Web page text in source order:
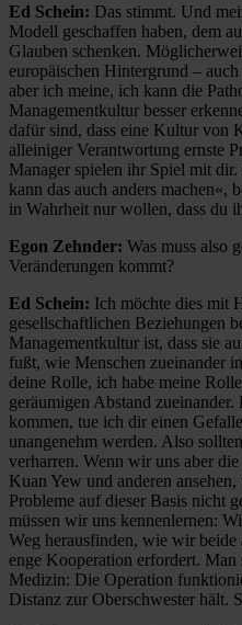
Ed Schein: Das stimmt. Und
Modell geschaffen haben, dem
Glauben schenken.
europäischen Hintergrund –
aber ich meine, ich kann die
Managementkultur besser
dafür sind, dass eine Kultur von
alleiniger Verantwortung ernste
Manager spielen ihr Spiel mit
kann das auch anders machen«,
in Wahrheit nur wollen, dass du
Egon Zehnder: Was muss also
Veränderungen kommt?
Ed Schein: Ich möchte dies mit
gesellschaftlichen Beziehungen
Managementkultur ist, dass sie
fußt, wie Menschen zueinander
deine Rolle, ich habe meine
geräumigen Abstand
kommen, tue ich dir einen
unangenehm werden. Also
verharren. Wenn wir uns aber
Kuan Yew und anderen
Probleme auf dieser Basis nicht
müssen wir uns kennenlernen:
Weg herausfinden, wie wir
enge Kooperation erfordert. Man
Medizin: Die Operation
Distanz zur Oberschwester hält.